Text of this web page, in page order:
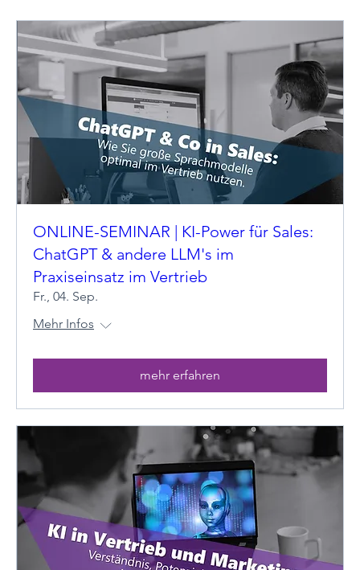
ONLINE-SEMINAR | KI-Power für Sales:
ChatGPT & andere LLM's im
Praxiseinsatz im Vertrieb
Fr., 04. Sep.
Mehr Infos
mehr erfahren